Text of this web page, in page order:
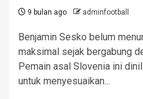
9 bulan ago adminfootball
Benjamin Sesko belum
maksimal sejak bergabung
Pemain asal Slovenia ini
untuk menyesuaikan...